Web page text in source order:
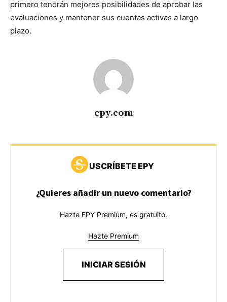
primero tendrán mejores posibilidades de aprobar las
evaluaciones y mantener sus cuentas activas a largo
plazo.
epy.com
USCRÍBETE EPY
¿Quieres añadir un nuevo comentario?
Hazte EPY Premium, es gratuito.
Hazte Premium
INICIAR SESIÓN